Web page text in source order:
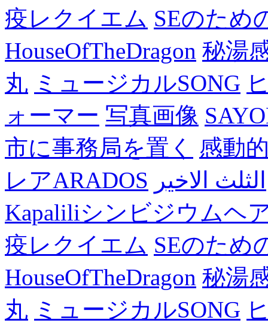
疫レクイエム SEのため
HouseOfTheDragon 秘湯
丸 ミュージカルSONG
ォーマー 写真画像
市に事務局を置く
感動
レアARADOS الثلث الاخير
Kapaliliシンビジウムヘ
疫レクイエム SEのため
HouseOfTheDragon 秘湯
丸 ミュージカルSONG